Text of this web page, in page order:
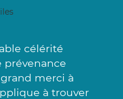
célérité
prévenance
merci à
à trouver